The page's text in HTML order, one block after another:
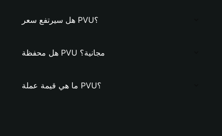
هل سيرتفع سعر PVU؟
هل محفظة PVU مجانية؟
ما هي قيمة عملة PVU؟